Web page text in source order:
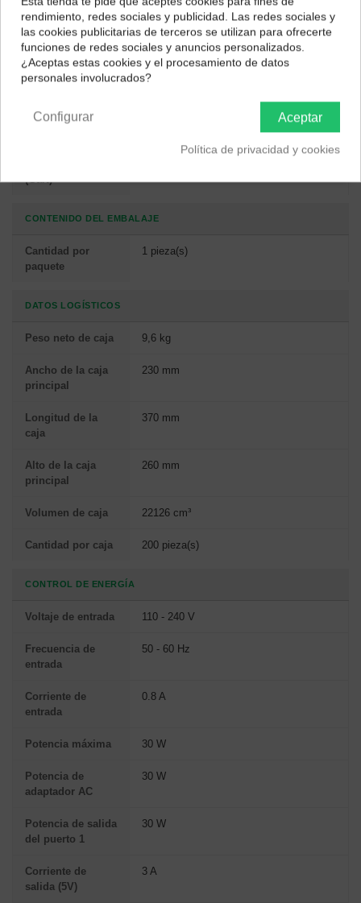
protección de
poder
DISEÑO
producto
(GaN)
CONTENIDO DEL EMBALAJE
Cantidad por
paquete
1 pieza(s)
DATOS LOGÍSTICOS
Peso neto de caja 9,6 kg
Ancho de la caja
principal
230 mm
Longitud de la
caja
370 mm
Alto de la caja
principal
260 mm
Volumen de caja 22126 cm³
Cantidad por caja 200 pieza(s)
CONTROL DE ENERGÍA
Voltaje de entrada 110 - 240 V
Frecuencia de
entrada
50 - 60 Hz
Corriente de
entrada
0.8 A
Potencia máxima 30 W
Potencia de
adaptador AC
30 W
Potencia de salida
del puerto 1
30 W
Corriente de
salida (5V)
3 A
¿Dónde deseas recibir tu pedido?
Selecciona tu ubicación para mostrarte los precios e
impuestos correctos para tu región.
rendimiento, redes sociales y publicidad. Las redes sociales y
las cookies publicitarias de terceros se utilizan para ofrecerte
funciones de redes sociales y anuncios personalizados.
¿Aceptas estas cookies y el procesamiento de datos
personales involucrados?
Aceptar
Configurar
Política de privacidad y cookies